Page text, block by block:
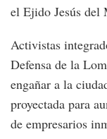
el Ejido Jesús
Activistas
Defensa de la
engañar a la
proyectada para
de empresarios